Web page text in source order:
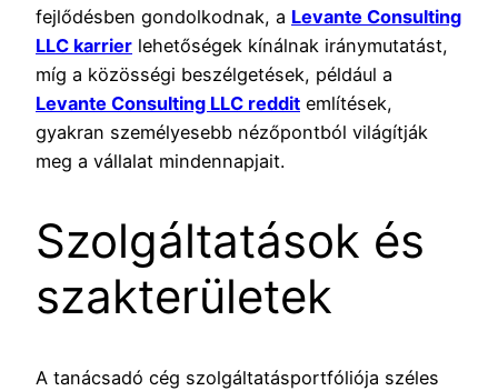
fejlődésben gondolkodnak, a Levante Consulting
LLC karrier lehetőségek kínálnak iránymutatást,
míg a közösségi beszélgetések, például a
Levante Consulting LLC reddit említések,
gyakran személyesebb nézőpontból világítják
meg a vállalat mindennapjait.
Szolgáltatások és
szakterületek
A tanácsadó cég szolgáltatásportfóliója széles